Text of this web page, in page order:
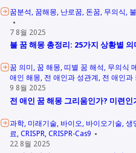
꿈분석 꿈해몽 난로꿈 돈꿈 무의식
7 8월 2025
불 꿈 해몽 총정리: 25가지 상황별 의
꿈 의미 꿈 해몽 띠별 꿈 해석 무의식
애인 해몽 전 애인과 성관계 전 애인과
9 8월 2025
전 애인 꿈 해몽 그리움인가? 미련
과학 미래기술 바이오 바이오기술 생
료 CRISPR CRISPR-Cas9
22 8월 2025